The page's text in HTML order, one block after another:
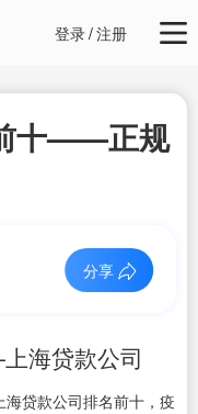
登录/注册
十——正规
分享
海贷款公司
海贷款公司排名前十，疫